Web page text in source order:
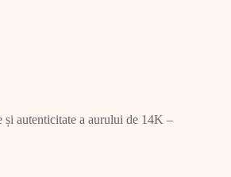
și autenticitate a aurului de 14K –